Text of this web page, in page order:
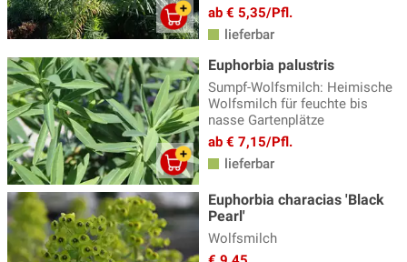
Kaukasus Vergissmeinnicht(8)
Kokardenblume - Gaillardia(4)
Kugeldistel, Echinops(4)
Küchenschelle(3)
Lavendel Pflanzen
Lerchensporn(3)
Lichtnelke - Lychnis(5)
ab € 5,35/Pfl.
lieferbar
Euphorbia palustris
Sumpf-Wolfsmilch: Heimische
Wolfsmilch für feuchte bis
nasse Gartenplätze
ab € 7,15/Pfl.
lieferbar
Euphorbia characias 'Black
Pearl'
Wolfsmilch